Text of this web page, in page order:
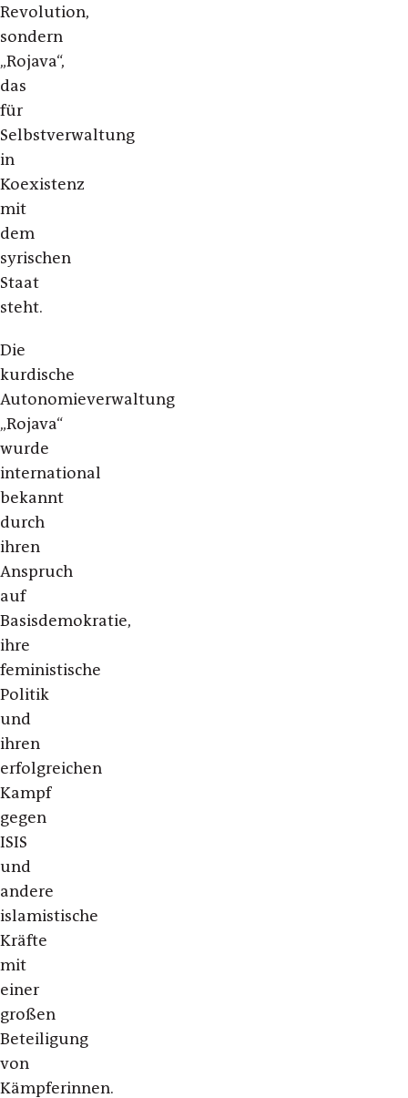
Revolution,
sondern
„Rojava“,
das
für
Selbstverwaltung
in
Koexistenz
mit
dem
syrischen
Staat
steht.
Die
kurdische
Autonomieverwaltung
„Rojava“
wurde
international
bekannt
durch
ihren
Anspruch
auf
Basisdemokratie,
ihre
feministische
Politik
und
ihren
erfolgreichen
Kampf
gegen
ISIS
und
andere
islamistische
Kräfte
mit
einer
großen
Beteiligung
von
Kämpferinnen.